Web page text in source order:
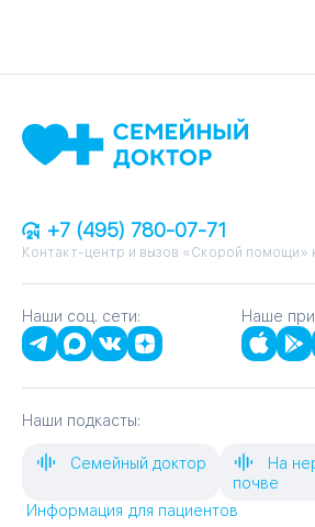
+7 (495) 780-07-71
Контакт-центр и вызов «Скорой помощи»
Наши соц. сети: Наше
Наши подкасты:
Семейный доктор
На
почве
Информация для пациентов